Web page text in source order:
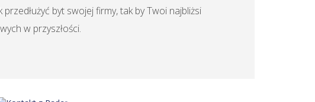
byt swojej firmy, tak by Twoi najbliżsi
w przyszłości.